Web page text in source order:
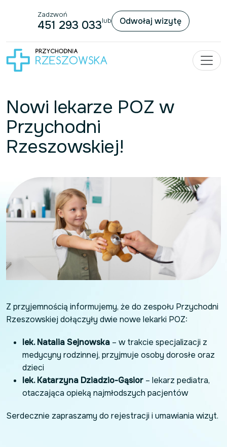
Przejdź do treści
Zadzwoń
451 293 033lub Odwołaj wizytę
Nowi lekarze POZ w
Przychodni
Rzeszowskiej!
Z przyjemnością informujemy, że do zespołu Przychodni
Rzeszowskiej dołączyły dwie nowe lekarki POZ:
lek. Natalia Sejnowska – w trakcie specjalizacji z
medycyny rodzinnej, przyjmuje osoby dorosłe oraz
dzieci
lek. Katarzyna Dziadzio-Gąsior – lekarz pediatra,
otaczająca opieką najmłodszych pacjentów
Serdecznie zapraszamy do rejestracji i umawiania wizyt.